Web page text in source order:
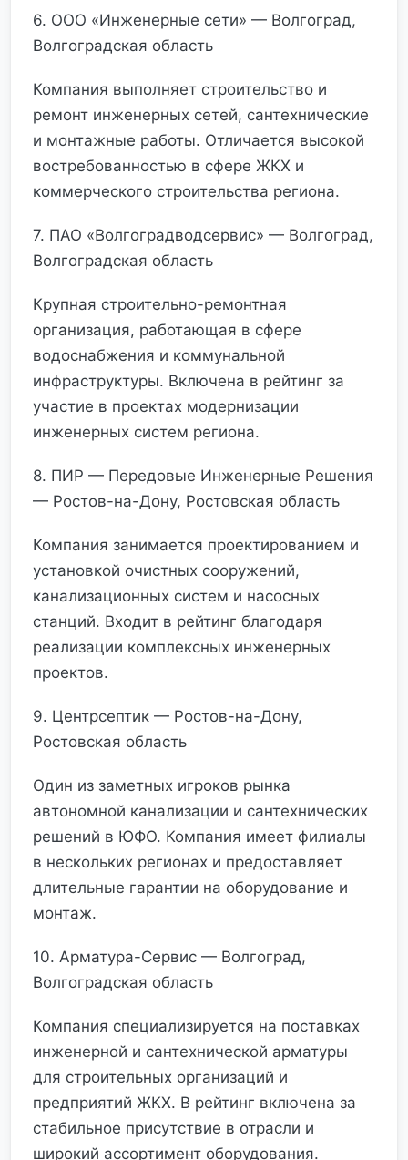
6. ООО «Инженерные сети» — Волгоград,
Волгоградская область
Компания выполняет строительство и
ремонт инженерных сетей, сантехнические
и монтажные работы. Отличается высокой
востребованностью в сфере ЖКХ и
коммерческого строительства региона.
7. ПАО «Волгоградводсервис» — Волгоград,
Волгоградская область
Крупная строительно-ремонтная
организация, работающая в сфере
водоснабжения и коммунальной
инфраструктуры. Включена в рейтинг за
участие в проектах модернизации
инженерных систем региона.
8. ПИР — Передовые Инженерные Решения
— Ростов-на-Дону, Ростовская область
Компания занимается проектированием и
установкой очистных сооружений,
канализационных систем и насосных
станций. Входит в рейтинг благодаря
реализации комплексных инженерных
проектов.
9. Центрсептик — Ростов-на-Дону,
Ростовская область
Один из заметных игроков рынка
автономной канализации и сантехнических
решений в ЮФО. Компания имеет филиалы
в нескольких регионах и предоставляет
длительные гарантии на оборудование и
монтаж.
10. Арматура-Сервис — Волгоград,
Волгоградская область
Компания специализируется на поставках
инженерной и сантехнической арматуры
для строительных организаций и
предприятий ЖКХ. В рейтинг включена за
стабильное присутствие в отрасли и
широкий ассортимент оборудования.